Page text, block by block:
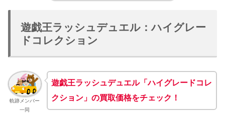
遊戯王ラッシュデュエル：ハイグレー
ドコレクション
軌跡メンバー
一同
遊戯王ラッシュデュエル「ハイグレードコレ
クション」の買取価格をチェック！